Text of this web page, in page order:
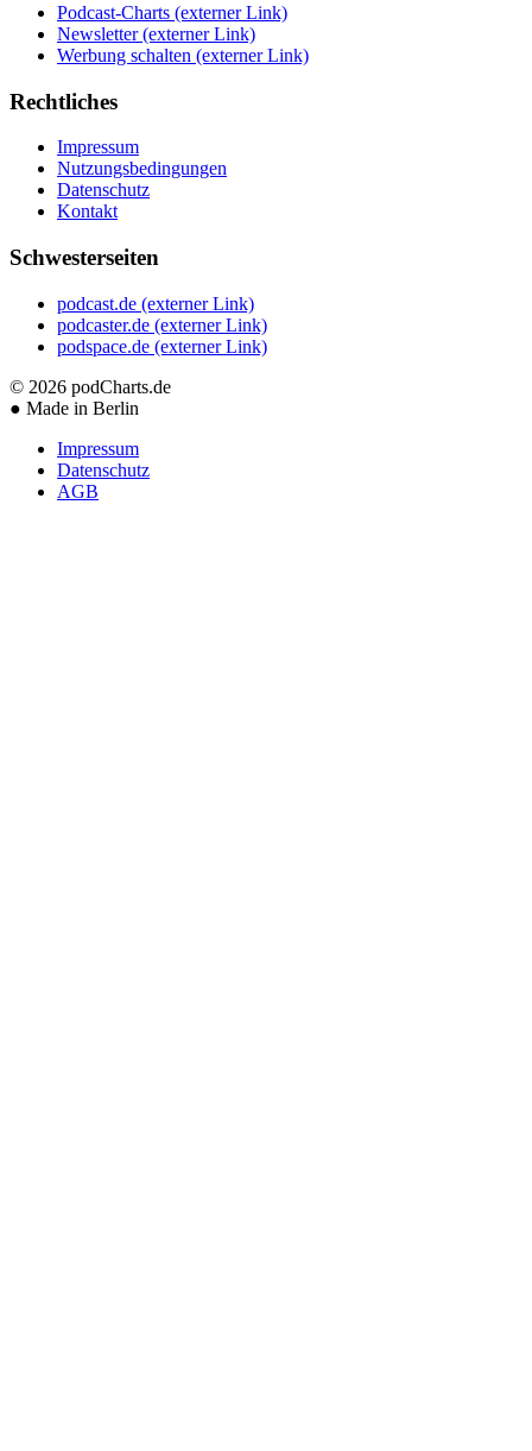
Podcast-Charts (externer Link)
Newsletter (externer Link)
Werbung schalten (externer Link)
Rechtliches
Impressum
Nutzungsbedingungen
Datenschutz
Kontakt
Schwesterseiten
podcast.de (externer Link)
podcaster.de (externer Link)
podspace.de (externer Link)
© 2026 podCharts.de
● Made in Berlin
Impressum
Datenschutz
AGB